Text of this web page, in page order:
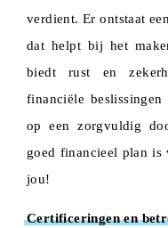
verdient. Er ontstaat
dat helpt bij het
biedt rust en
financiële
op een zorgvuldig
goed financieel plan is
jou!
Certificeringen en